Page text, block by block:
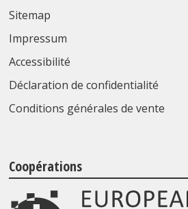
Sitemap
Impressum
Accessibilité
Déclaration de confidentialité
Conditions générales de vente
Coopérations